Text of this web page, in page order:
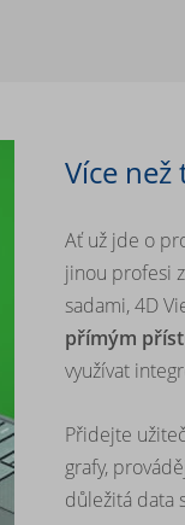
Více
Ať už jde o
jinou profesi
sadami, 4D
přímým
využívat
Přidejte
grafy,
důležitá data